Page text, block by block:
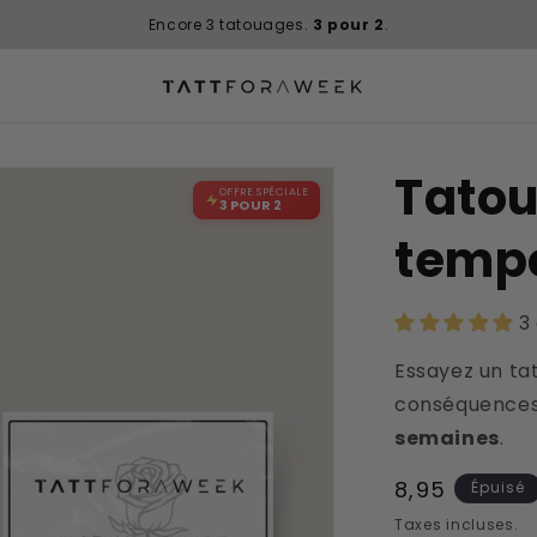
Trustscore4.9 / 5|450+avis
OFFRE SPÉCIALE
3 POUR 2
3
Essayez un
semaines.
Prix
habituel
8,95
Épuisé
Taxes incluses.